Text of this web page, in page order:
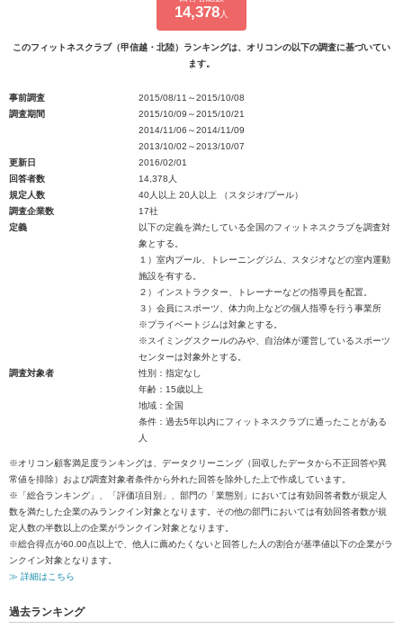
14,378 人
このフィットネスクラブ（甲信越・北陸）ランキングは、オリコンの以下の調査に基づいてい
ます。
事前調査
2015/08/11～2015/10/08
調査期間
2015/10/09～2015/10/21
2014/11/06～2014/11/09
2013/10/02～2013/10/07
更新日
2016/02/01
回答者数
14,378人
規定人数
40人以上 20人以上 （スタジオ/プール）
調査企業数
17社
定義
以下の定義を満たしている全国のフィットネスクラブを調査対
象とする。
１）室内プール、トレーニングジム、スタジオなどの室内運動
施設を有する。
２）インストラクター、トレーナーなどの指導員を配置。
３）会員にスポーツ、体力向上などの個人指導を行う事業所
※プライベートジムは対象とする。
※スイミングスクールのみや、自治体が運営しているスポーツ
センターは対象外とする。
調査対象者
性別：指定なし
年齢：15歳以上
地域：全国
条件：過去5年以内にフィットネスクラブに通ったことがある
人
※オリコン顧客満足度ランキングは、データクリーニング（回収したデータから不正回答や異
常値を排除）および調査対象者条件から外れた回答を除外した上で作成しています。
※「総合ランキング」、「評価項目別」、部門の「業態別」においては有効回答者数が規定人
数を満たした企業のみランクイン対象となります。その他の部門においては有効回答者数が規
定人数の半数以上の企業がランクイン対象となります。
※総合得点が60.00点以上で、他人に薦めたくないと回答した人の割合が基準値以下の企業がラ
ンクイン対象となります。
≫ 詳細はこちら
過去ランキング